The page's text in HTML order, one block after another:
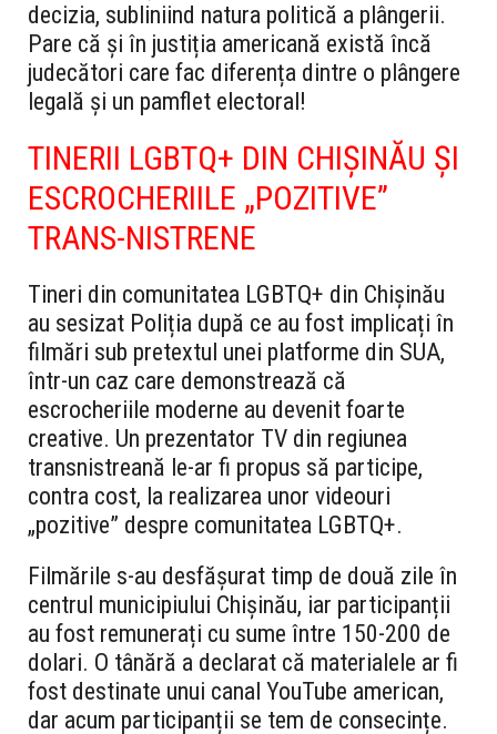
decizia, subliniind natura politică a plângerii.
Pare că și în justiția americană există încă
judecători care fac diferența dintre o plângere
legală și un pamflet electoral!
TINERII LGBTQ+ DIN CHIȘINĂU ȘI
ESCROCHERIILE „POZITIVE”
TRANS-NISTRENE
Tineri din comunitatea LGBTQ+ din Chișinău
au sesizat Poliția după ce au fost implicați în
filmări sub pretextul unei platforme din SUA,
într-un caz care demonstrează că
escrocheriile moderne au devenit foarte
creative. Un prezentator TV din regiunea
transnistreană le-ar fi propus să participe,
contra cost, la realizarea unor videouri
„pozitive” despre comunitatea LGBTQ+.
Filmările s-au desfășurat timp de două zile în
centrul municipiului Chișinău, iar participanții
au fost remunerați cu sume între 150-200 de
dolari. O tânără a declarat că materialele ar fi
fost destinate unui canal YouTube american,
dar acum participanții se tem de consecințe.